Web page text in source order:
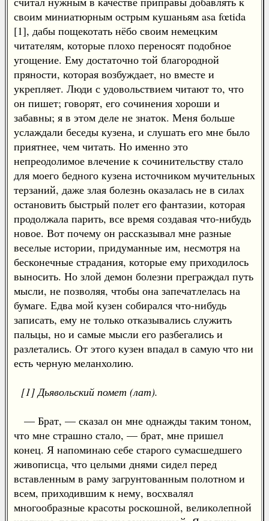
своим миниатюрным острым кушаньям asa fœtida
[1], дабы пощекотать нёбо своим немецким
читателям, которые плохо переносят подобное
угощение. Ему достаточно той благородной
пряности, которая возбуждает, но вместе и
укрепляет. Люди с удовольствием читают то, что
он пишет; говорят, его сочинения хороши и
забавны; я в этом деле не знаток. Меня больше
услаждали беседы кузена, и слушать его мне было
приятнее, чем читать. Но именно это
непреодолимое влечение к сочинительству стало
для моего бедного кузена источником мучительных
терзаний, даже злая болезнь оказалась не в силах
остановить быстрый полет его фантазии, которая
продолжала парить, все время создавая что-нибудь
новое. Вот почему он рассказывал мне разные
веселые истории, придуманные им, несмотря на
бесконечные страдания, которые ему приходилось
выносить. Но злой демон болезни преграждал путь
мысли, не позволяя, чтобы она запечатлелась на
бумаге. Едва мой кузен собирался что-нибудь
записать, ему не только отказывались служить
пальцы, но и самые мысли его разбегались и
разлетались. От этого кузен впадал в самую что ни
есть черную меланхолию.
[1] Дьявольский помет (лат).
— Брат, — сказал он мне однажды таким тоном,
что мне страшно стало, — брат, мне пришел
конец. Я напоминаю себе старого сумасшедшего
живописца, что целыми днями сидел перед
вставленным в раму загрунтованным полотном и
всем, приходившим к нему, восхвалял
многообразные красоты роскошной, великолепной